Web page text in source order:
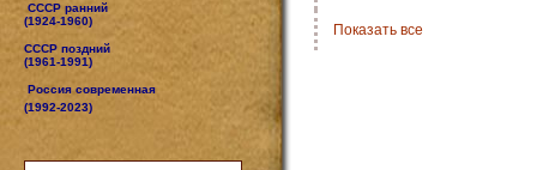
СССР ранний
(1924-1960)
СССР поздний
(1961-1991)
Россия современная
(1992-2023)
Показать все